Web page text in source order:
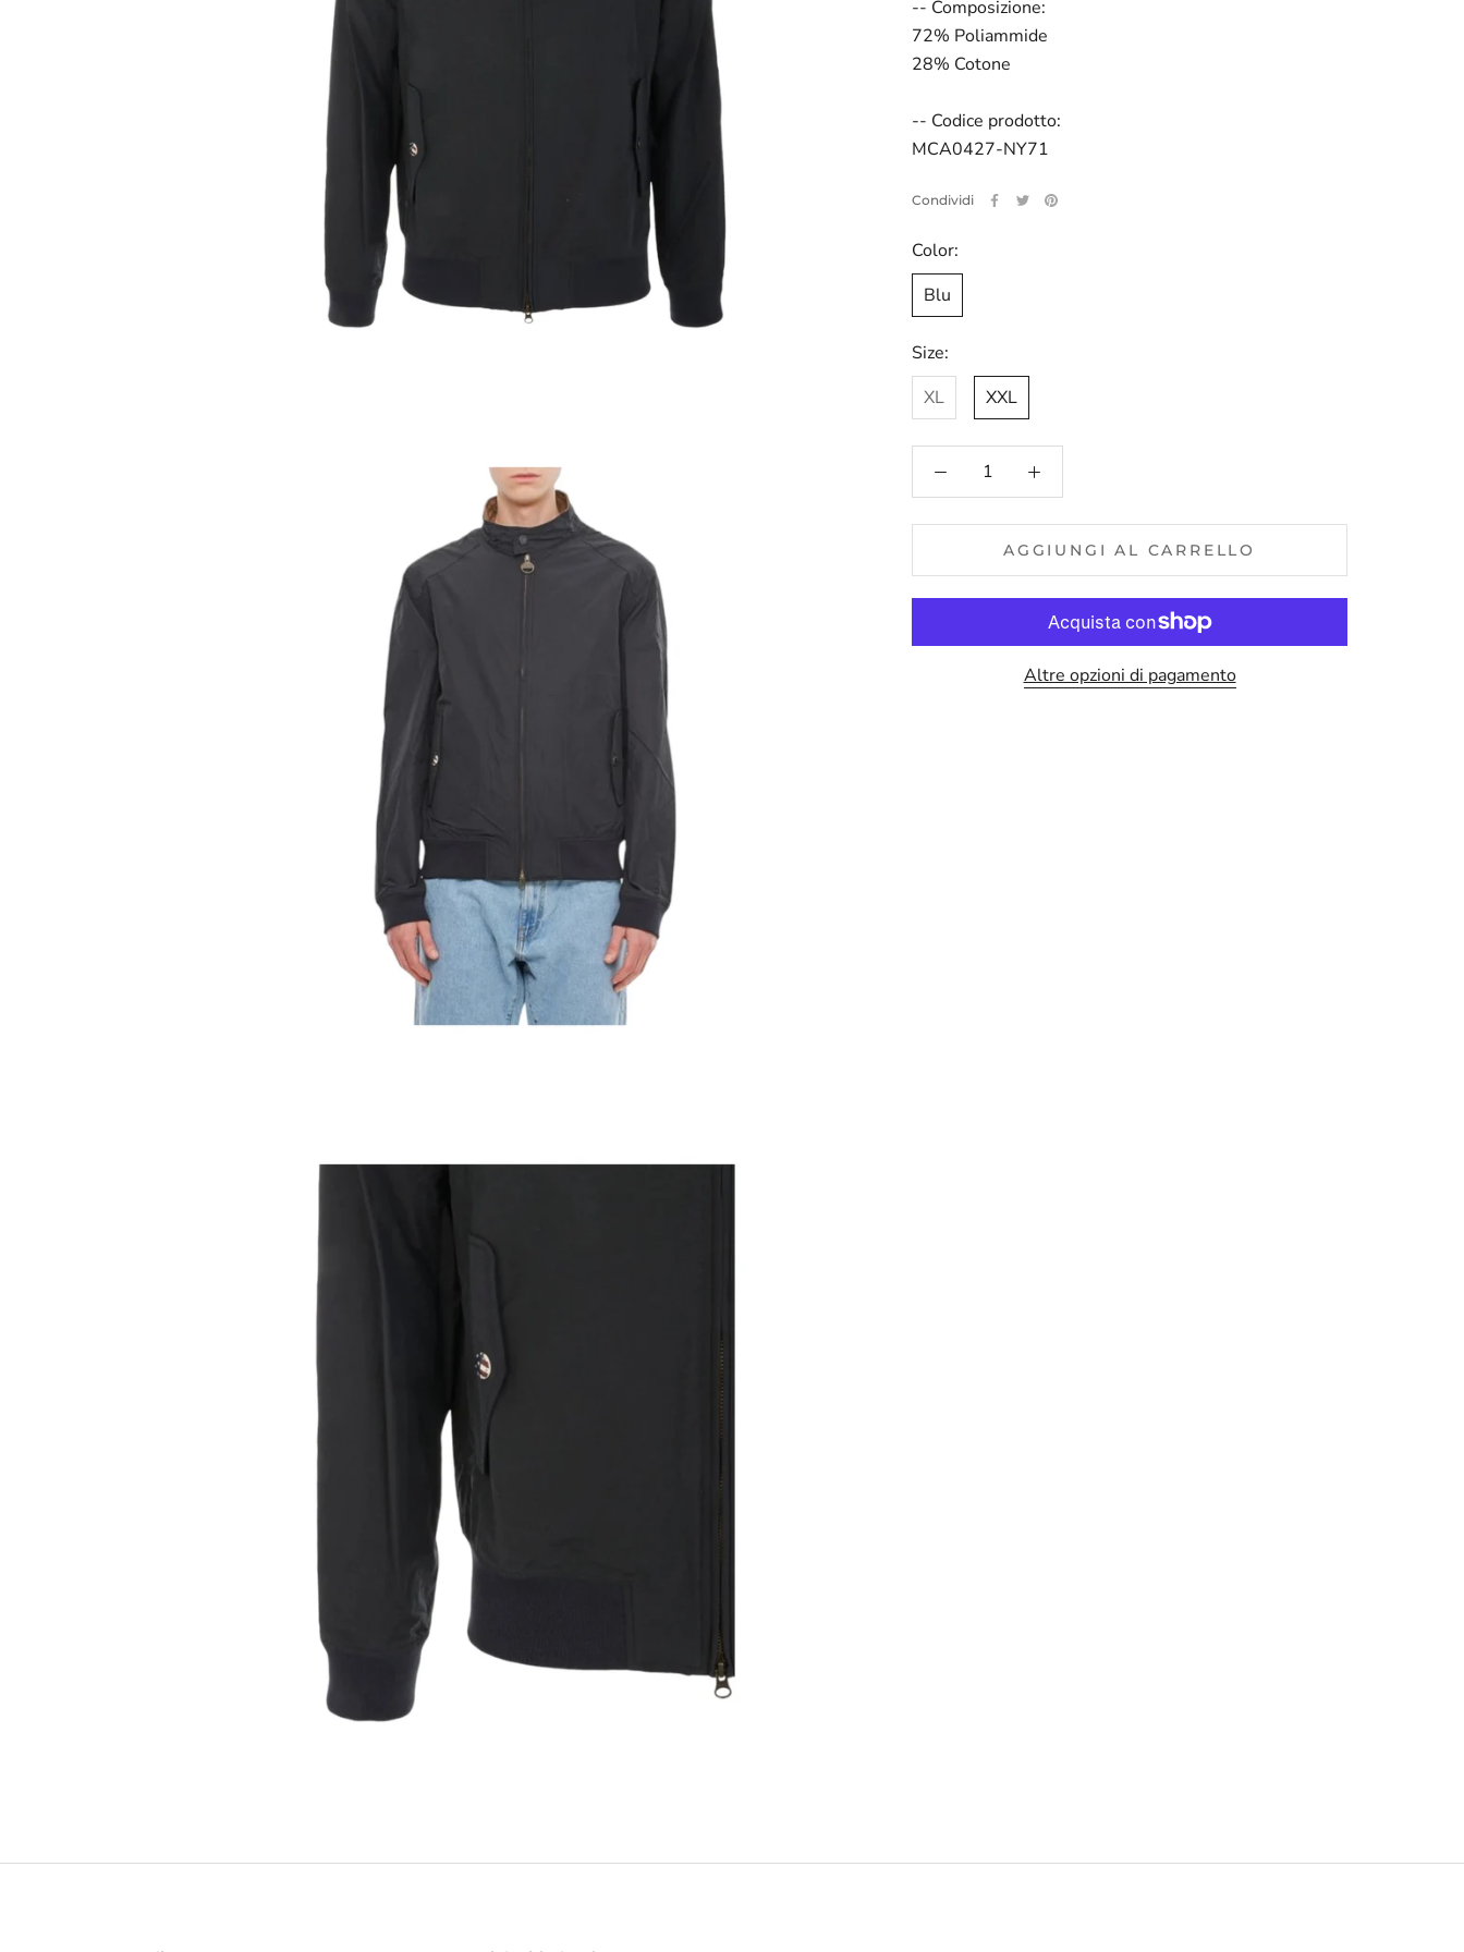
-- Composizione:
72% Poliammide
28% Cotone
-- Codice prodotto:
MCA0427-NY71
Condividi
Color:
Blu
Size:
XL
XXL
AGGIUNGI AL CARRELLO
Altre opzioni di pagamento